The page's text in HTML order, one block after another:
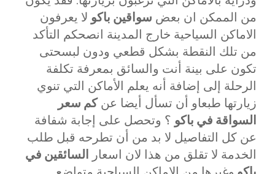
من الممكن ان بعض سواقين باكو لا يعرفون
الاماكن السياحية خارج المدينة انصحكم التأكد
من تلك النقطة بشكل قطعي ودون لبسحتى
تكون على بينة أنت والسائق بمعرفة تكلفة
الرحلة إلى إضافة أنه يعلم الأماكن التي تنوي
زيارتها طبعاو أن تسأل أيضا عنكم سعر
السواقة في باكو ؟ وتحصل على إجابة شفافة
عن كل التفاصيل لا بد من أن تطرحه قبل طلب
الخدمة لا تقلق من هذا لان اسعار السائقين في